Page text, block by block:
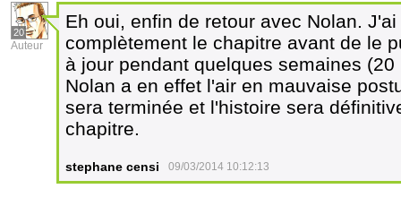
20
Auteur
Eh oui, enfin de retour avec Nolan.
complètement le chapitre avant de le
à jour pendant quelques semaines
Nolan a en effet l'air en mauvaise
sera terminée et l'histoire sera
chapitre.
stephane censi 09/03/2014 10:12:13